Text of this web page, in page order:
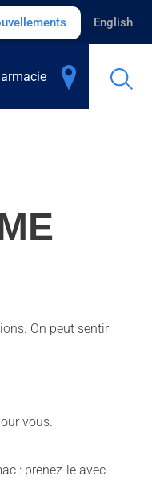
English
On peut sentir
vous.
: prenez-le avec